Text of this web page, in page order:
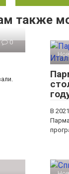
также
0
В